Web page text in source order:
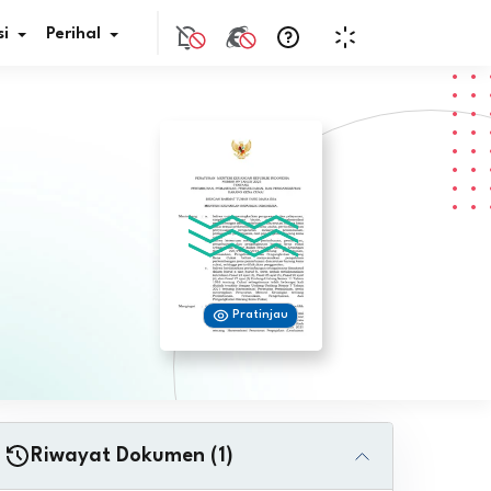
JDIH
Perihal
Pratinjau
Riwayat Dokumen (1)